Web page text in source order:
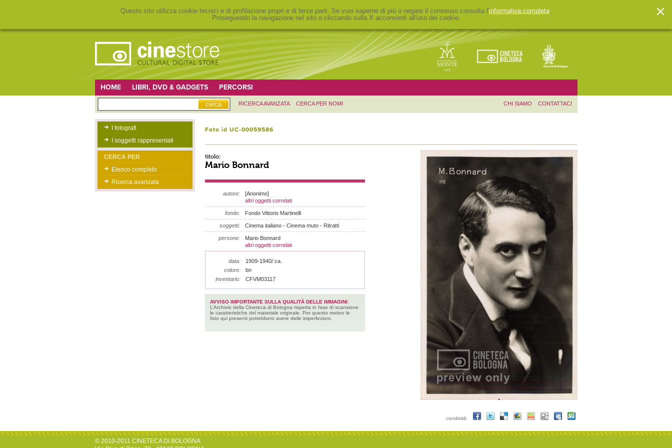
Questo sito utilizza cookie tecnici e di profilazione propri e di terze parti. Se vuoi saperne di più o negare il consenso consulta l'informativa completa.
Proseguendo la navigazione nel sito o cliccando sulla X acconsenti all'uso dei cookie.
HOME LIBRI, DVD & GADGETS PERCORSI
RICERCA AVANZATA CERCA PER NOMI CHI SIAMO CONTATTACI
I fotografi
I soggetti rappresentati
CERCA PER
Elenco completo
Ricerca avanzata
Foto id UC-00059586
titolo:
Mario Bonnard
autore:
[Anonimo]
altri oggetti correlati
fondo: Fondo Vittorio Martinelli
soggetti: Cinema italiano - Cinema muto - Ritratti
persone:
Mario Bonnard
altri oggetti correlati
data:
1909-1940/ ca.
colore:
bn
inventario:
CFVM03117
AVVISO IMPORTANTE SULLA QUALITÀ DELLE IMMAGINI:
L’Archivio della Cineteca di Bologna rispetta in fase di scansione
le caratteristiche del materiale originale. Per questo motivo le
foto qui presenti potrebbero avere delle imperfezioni.
condividi:
© 2010-2011 CINETECA DI BOLOGNA